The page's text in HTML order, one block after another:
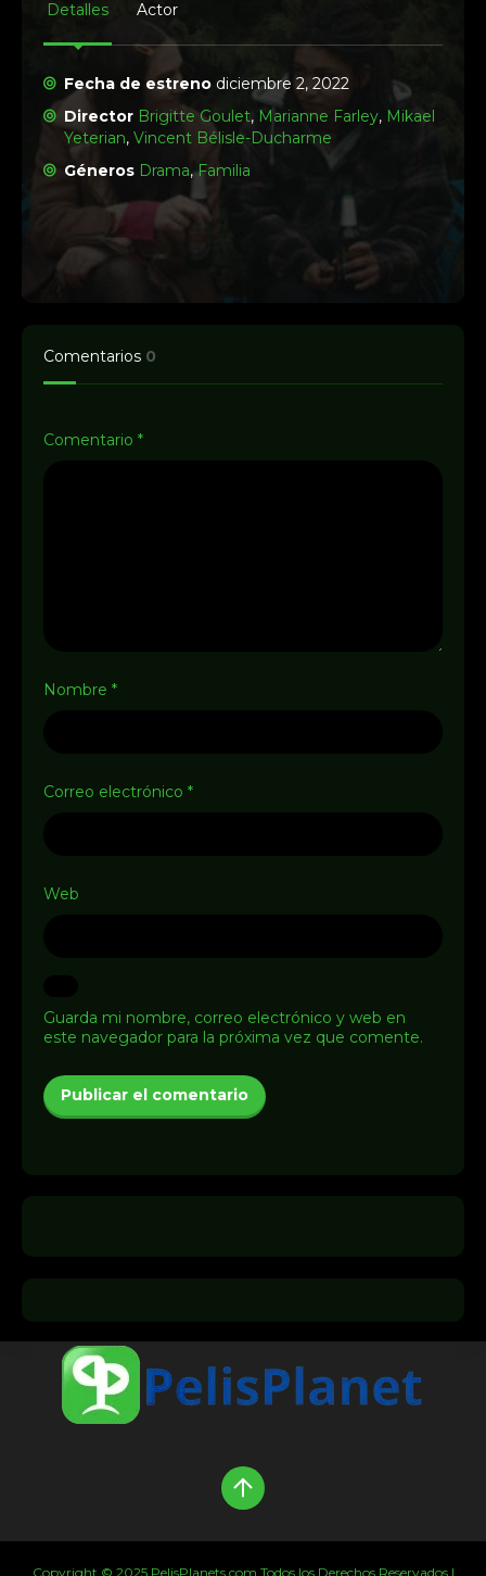
Detalles Actor
Fecha de estreno diciembre 2, 2022
Director Brigitte Goulet, Marianne Farley, Mikael
Yeterian,Vincent Bélisle-Ducharme
Géneros Drama,Familia
Comentarios 0
Comentario *
Nombre *
Correo electrónico *
Web
Guarda mi nombre, correo electrónico y web en
este navegador para la próxima vez que comente.
Copyright © 2025 PelisPlanets.com Todos los Derechos Reservados |